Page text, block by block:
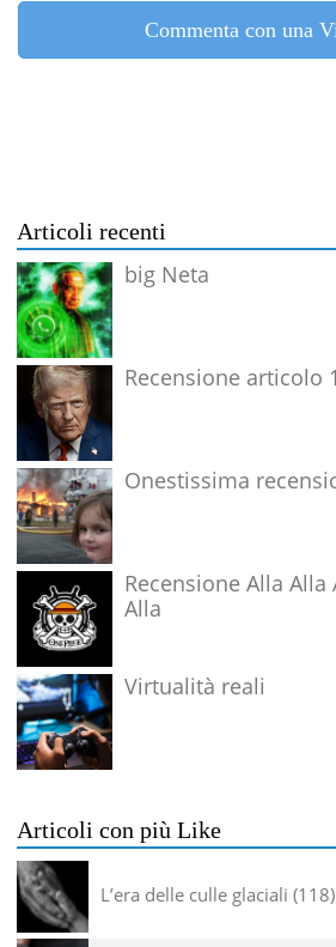
Commenta con una
Articoli recenti
big Neta
Recensione articolo
Onestissima
Recensione Alla Alla
Alla
Virtualità reali
Articoli con più Like
L’era delle culle glaciali 118